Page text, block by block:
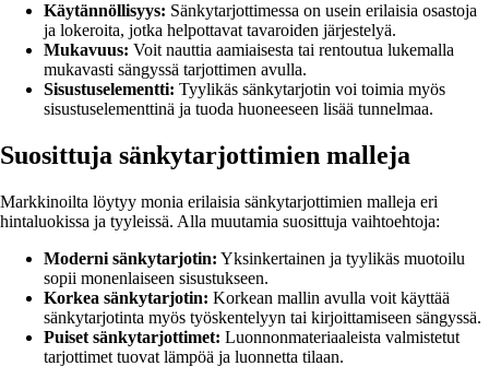
Käytännöllisyys: Sänkytarjottimessa on usein erilaisia osastoja
ja lokeroita, jotka helpottavat tavaroiden järjestelyä.
Mukavuus: Voit nauttia aamiaisesta tai rentoutua lukemalla
mukavasti sängyssä tarjottimen avulla.
Sisustuselementti: Tyylikäs sänkytarjotin voi toimia myös
sisustuselementtinä ja tuoda huoneeseen lisää tunnelmaa.
Suosittuja sänkytarjottimien malleja
Markkinoilta löytyy monia erilaisia sänkytarjottimien malleja eri
hintaluokissa ja tyyleissä. Alla muutamia suosittuja vaihtoehtoja:
Moderni sänkytarjotin: Yksinkertainen ja tyylikäs muotoilu
sopii monenlaiseen sisustukseen.
Korkea sänkytarjotin: Korkean mallin avulla voit käyttää
sänkytarjotinta myös työskentelyyn tai kirjoittamiseen sängyssä.
Puiset sänkytarjottimet: Luonnonmateriaaleista valmistetut
tarjottimet tuovat lämpöä ja luonnetta tilaan.